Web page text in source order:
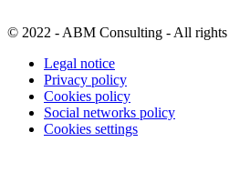
© 2022 - ABM Consulting - All rights
Legal notice
Privacy policy
Cookies policy
Social networks policy
Cookies settings